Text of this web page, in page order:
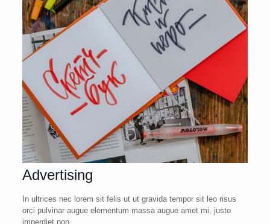
Advertising
In ultrices nec lorem sit felis ut ut gravida tempor sit leo risus
orci pulvinar augue elementum massa augue amet mi, justo
imperdiet non.